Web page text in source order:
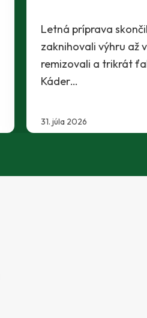
29. júla 2026
Filip Krpelan a